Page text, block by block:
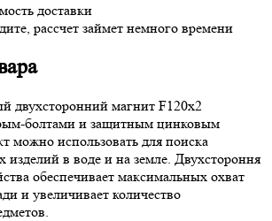
доставки
рассчет займет немного времени
двухсторонний магнит F120х2
болтами и защитным цинковым
можно использовать для поиска
изделий в воде и на земле. Двухстороння
обеспечивает максимальных охват
и увеличивает количество